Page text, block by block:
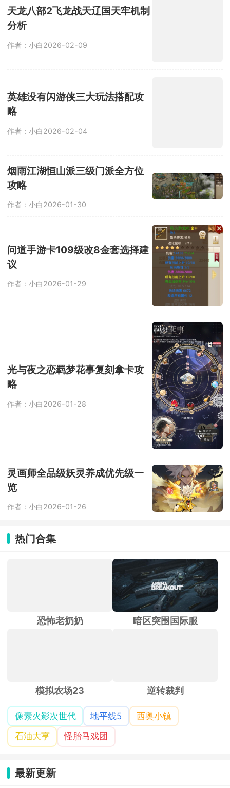
足玩家竞技需求。
天龙八部2飞龙战天辽国天牢机制
分析
作者：小白2026-02-09
英雄没有闪游侠三大玩法搭配攻
略
作者：小白2026-02-04
烟雨江湖恒山派三级门派全方位
攻略
作者：小白2026-01-30
问道手游卡109级改8金套选择建
议
作者：小白2026-01-29
光与夜之恋羁梦花事复刻拿卡攻
略
作者：小白2026-01-28
灵画师全品级妖灵养成优先级一
览
作者：小白2026-01-26
热门合集
恐怖老奶奶 暗区突围国际服
模拟农场23 逆转裁判
像素火影次世代 地平线5
西奥小镇
石油大亨
怪胎马戏团
最新更新